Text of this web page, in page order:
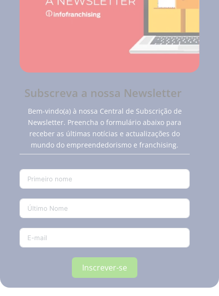
Subscreva a nossa Newsletter
Bem-vindo(a) à nossa Central de Subscrição de
Newsletter. Preencha o formulário abaixo para
receber as últimas notícias e actualizações do
mundo do empreendedorismo e franchising.
Inscrever-se